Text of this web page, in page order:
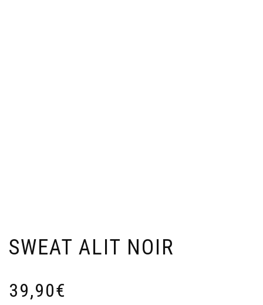
SWEAT ALIT NOIR
39,90€